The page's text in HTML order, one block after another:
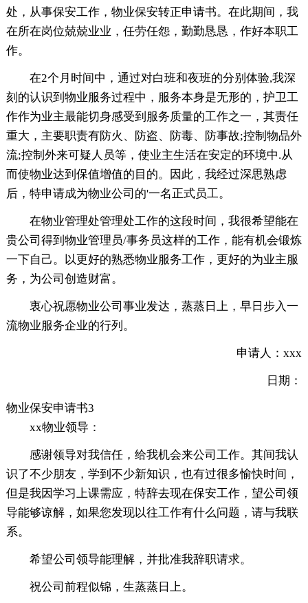
处，从事保安工作，物业保安转正申请书。在此期间，我
在所在岗位兢兢业业，任劳任怨，勤勤恳恳，作好本职工
作。
在2个月时间中，通过对白班和夜班的分别体验,我深
刻的认识到物业服务过程中，服务本身是无形的，护卫工
作作为业主最能切身感受到服务质量的工作之一，其责任
重大，主要职责有防火、防盗、防毒、防事故;控制物品外
流;控制外来可疑人员等，使业主生活在安定的环境中.从
而使物业达到保值增值的目的。因此，我经过深思熟虑
后，特申请成为物业公司的'一名正式员工。
在物业管理处管理处工作的这段时间，我很希望能在
贵公司得到物业管理员/事务员这样的工作，能有机会锻炼
一下自己。以更好的熟悉物业服务工作，更好的为业主服
务，为公司创造财富。
衷心祝愿物业公司事业发达，蒸蒸日上，早日步入一
流物业服务企业的行列。
申请人：xxx
日期：
物业保安申请书3
xx物业领导：
感谢领导对我信任，给我机会来公司工作。其间我认
识了不少朋友，学到不少新知识，也有过很多愉快时间，
但是我因学习上课需应，特辞去现在保安工作，望公司领
导能够谅解，如果您发现以往工作有什么问题，请与我联
系。
希望公司领导能理解，并批准我辞职请求。
祝公司前程似锦，生蒸蒸日上。